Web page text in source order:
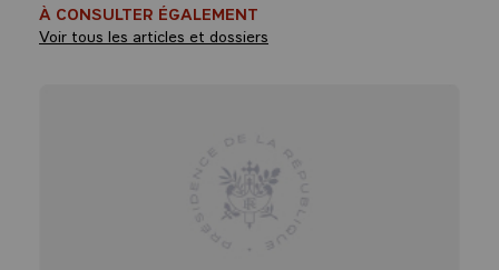
À CONSULTER ÉGALEMENT
Voir tous les articles et dossiers